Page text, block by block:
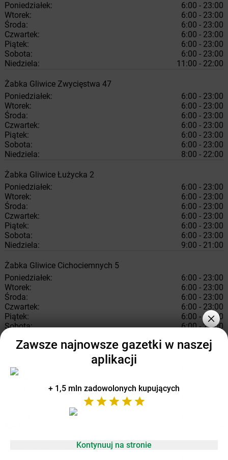
Poniedziałek:
6:00 - 23:00
Wtorek:
6:00 - 23:00
Środa:
6:00 - 23:00
Czwartek:
6:00 - 23:00
Piątek:
6:00 - 23:00
Sobota:
6:00 - 23:00
Niedziela:
11:00 - 22:00
Żabka Gliwice Zwycięstwa 47
Poniedziałek:
6:00 - 23:00
Wtorek:
6:00 - 23:00
Środa:
6:00 - 23:00
Czwartek:
6:00 - 23:00
Piątek:
6:00 - 23:00
Sobota:
6:00 - 23:00
Niedziela:
8:00 - 22:00
Żabka Gliwice Łużycka 2
Poniedziałek:
6:00 - 23:00
Wtorek:
6:00 - 23:00
Środa:
6:00 - 23:00
Czwartek:
6:00 - 23:00
Piątek:
6:00 - 23:00
Sobota:
6:00 - 23:00
Niedziela:
9:00 - 21:00
Żabka Gliwice Cichociemnych 5
Poniedziałek:
6:00 - 23:00
Wtorek:
6:00 - 23:00
Środa:
6:00 - 23:00
Czwartek:
6:00 - 23:00
Piątek:
6:00 - 23:00
Sobota:
6:00 - 23:00
Kozielska 25a
Poniedziałek:
Wtorek:
Zabrska 7
Zawsze najnowsze gazetki w naszej
aplikacji
+ 1,5 mln zadowolonych kupujących
Kontynuuj na stronie